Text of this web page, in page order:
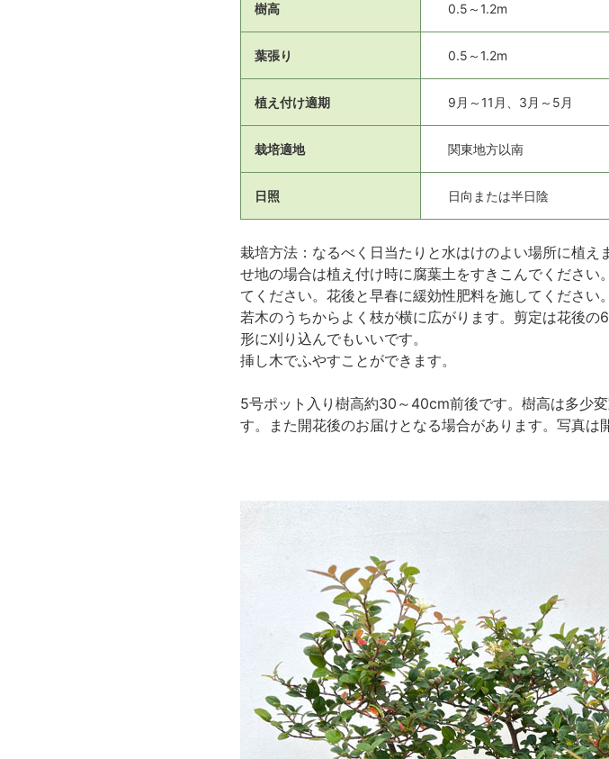
樹高 0.5～1.2m
葉張り 0.5～1.2m
植え付け適期 9月～11月、3月～5月
栽培適地 関東地方以南
日照 日向または半日陰
栽培方法：なるべく日当たりと水はけのよい場所に植
せ地の場合は植え付け時に腐葉土をすきこんでくださ
てください。花後と早春に緩効性肥料を施してください。
若木のうちからよく枝が横に広がります。剪定は花後
形に刈り込んでもいいです。
挿し木でふやすことができます。
5号ポット入り樹高約30～40cm前後です。樹高は多少
す。また開花後のお届けとなる場合があります。写真は